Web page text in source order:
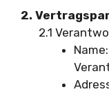
2.
2.1